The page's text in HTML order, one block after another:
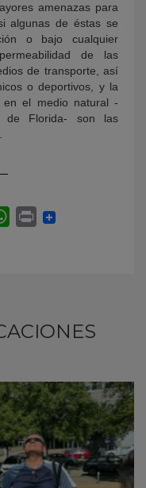
amenazas para
algunas de éstas se
o bajo cualquier
de las
de transporte, así
o deportivos, y la
en el medio natural -
de Florida- son las